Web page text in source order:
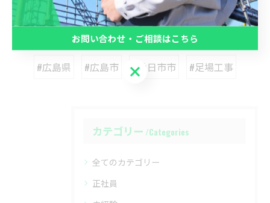
関連タグ
#広島県 #広島市 #廿日市市 #足場工事
カテゴリー Categories
全てのカテゴリー
正社員
お問い合わせ・ご相談はこちら
お問い合わせ・ご相談はこちら